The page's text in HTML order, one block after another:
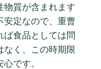
物質が含まれます
安定なので、重曹
ば食品としては問
なく、この時期限
です。